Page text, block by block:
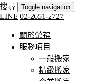
搜尋 Toggle navigation
LINE 02-2651-2727
關於榮福
服務項目
一般搬家
精緻搬家